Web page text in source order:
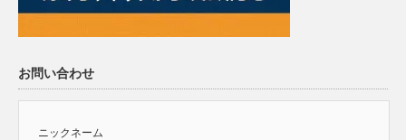
お問い合わせ
ニックネーム